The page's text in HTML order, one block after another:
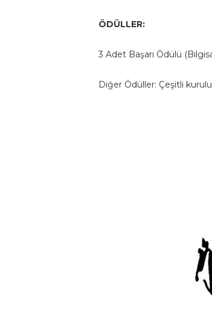
ÖDÜLLER:
3 Adet Başarı Ödülü
Diğer Ödüller: Çeşitli